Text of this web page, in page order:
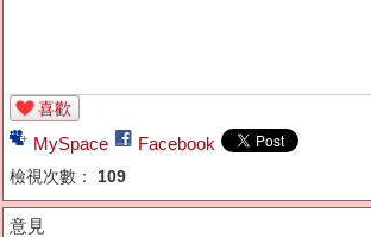
喜歡
MySpace Facebook
檢視次數： 109
意見